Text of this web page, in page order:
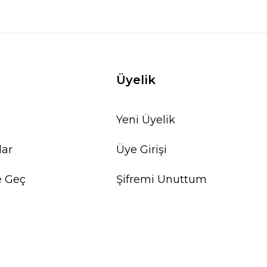
Geç
Üyelik
Yeni Üyelik
Üye Girişi
Şifremi Unuttum